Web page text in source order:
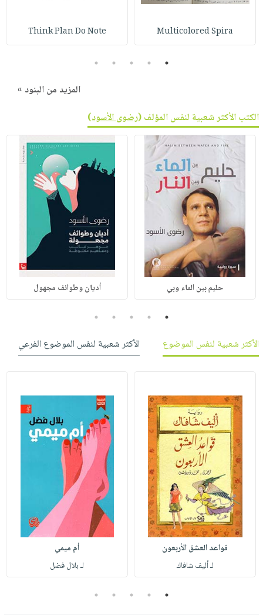
صابون
أطفال
مناسبات
أسئلة
يتكرر
وفرات
انشر
كتابك
تواصل
معنا
التسوق
Multicolored Spira
Think Plan Do Note
1
2
3
4
5
المزيد من البنود »
الكتب الأكثر شعبية لنفس المؤلف (رضوى الأسود)
حليم بين الماء وبي أديان وطوائف مجهول
1
2
3
4
5
الأكثر شعبية لنفس الموضوع
الأكثر شعبية لنفس الموضوع الفرعي
قواعد العشق الأربعون
لـ أليف شافاك
أم ميمي
لـ بلال فضل
1
2
3
4
5